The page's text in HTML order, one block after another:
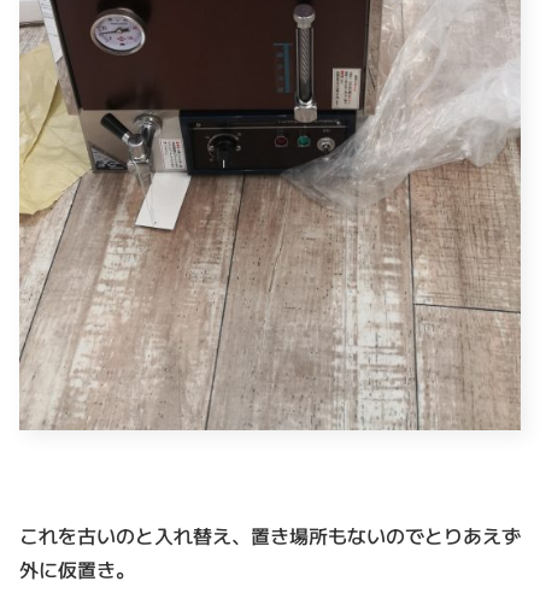
これを古いのと入れ替え、置き場所もないのでとりあえず
外に仮置き。